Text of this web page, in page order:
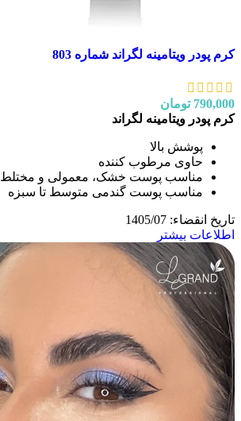
کرم پودر ویتامینه لگراند شماره 803
790,000 تومان
کرم پودر ویتامینه لگراند
پوشش بالا
حاوی مرطوب کننده
مناسب پوست خشک، معمولی و مختلط
مناسب پوست گندمی متوسط تا سبزه
تاریخ انقضاء: 1405/07
اطلاعات بیشتر